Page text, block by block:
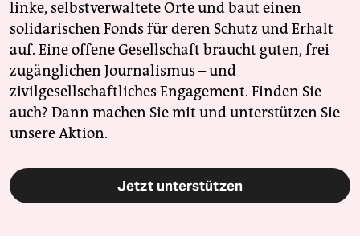
linke, selbstverwaltete Orte und baut einen
solidarischen Fonds für deren Schutz und Erhalt
auf. Eine offene Gesellschaft braucht guten, frei
zugänglichen Journalismus – und
zivilgesellschaftliches Engagement. Finden Sie
auch? Dann machen Sie mit und unterstützen Sie
unsere Aktion.
Jetzt unterstützen